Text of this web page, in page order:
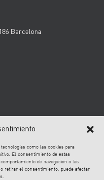
como las cookies para
El consentimiento de estas
de navegación o las
retirar el consentimiento, puede afectar
Barcelona